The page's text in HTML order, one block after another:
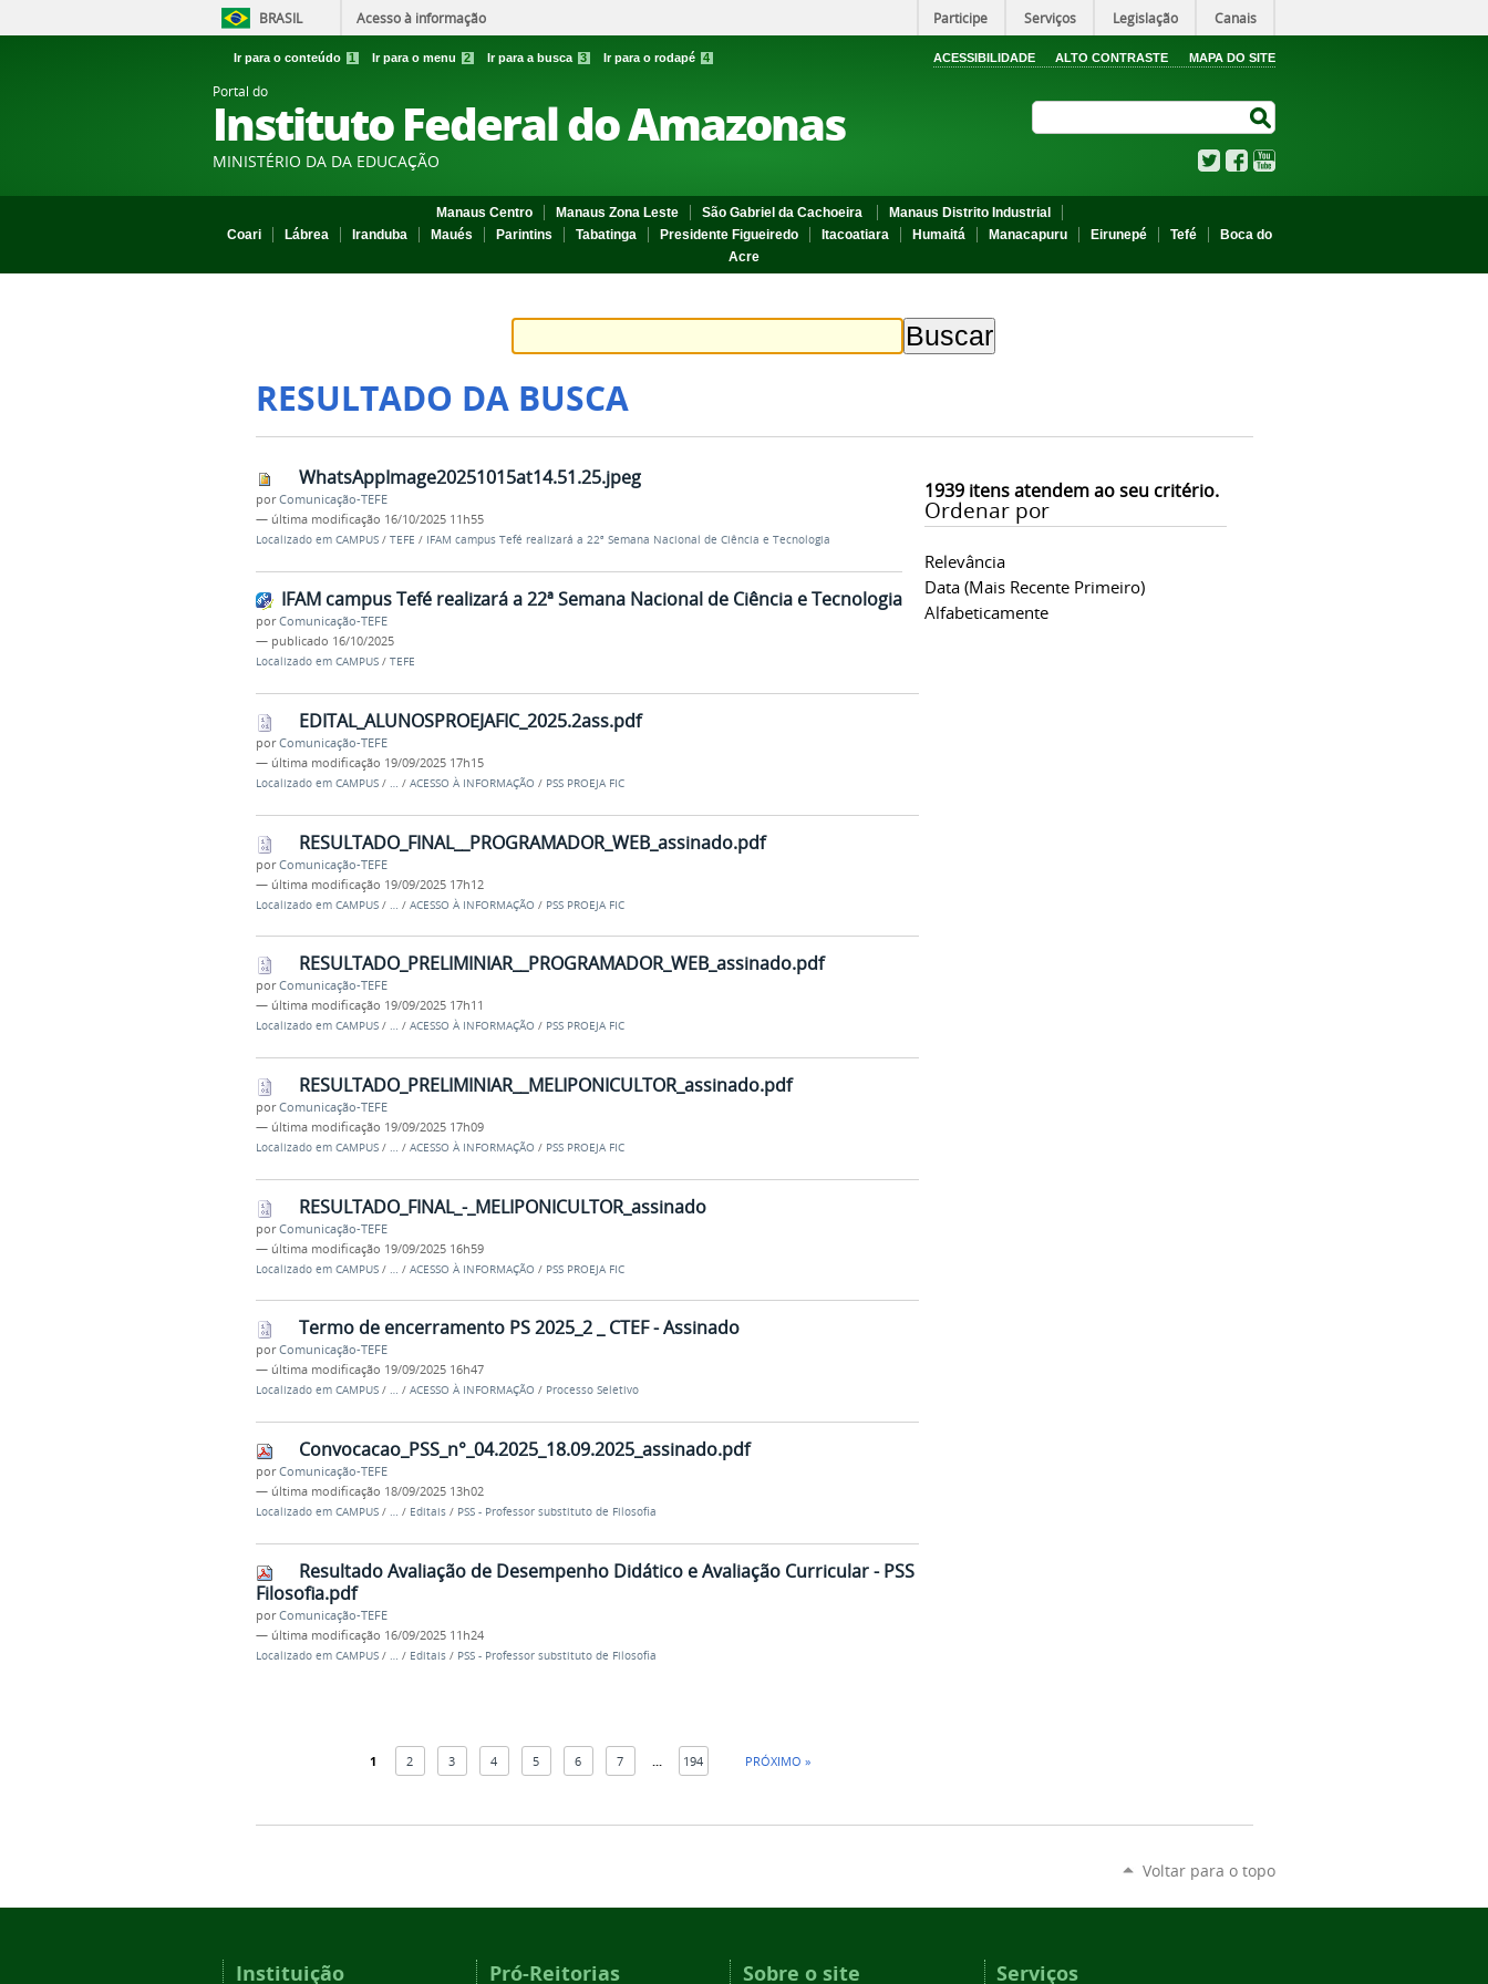
BRASIL Acesso à informação Participe Serviços Legislação Canais
Ir para o conteúdo 1 Ir para o menu 2 Ir para a busca 3 Ir para o rodapé 4 ACESSIBILIDADE ALTO CONTRASTE MAPA DO SITE
Portal do
Instituto Federal do Amazonas
MINISTÉRIO DA DA EDUCAÇÃO TwitterFacebook
Manaus Centro Manaus Zona Leste São Gabriel da Cachoeira
Manaus Distrito Industrial
Coari
Lábrea Iranduba Maués Parintins Tabatinga Presidente Figueiredo Itacoatiara Humaitá Manacapuru Eirunepé Tefé
Boca do
Acre
RESULTADO DA BUSCA
1939itens atendem ao seu critério.
Ordenar por
Relevância
Data (mais Recente Primeiro)
Alfabeticamente
WhatsAppImage20251015at14.51.25.jpeg
porComunicação-TEFE
— última modificação 16/10/2025 11h55
Localizado em CAMPUS / TEFE / IFAM campus Tefé realizará a 22ª Semana Nacional de Ciência e Tecnologia
IFAM campus Tefé realizará a 22ª Semana Nacional de Ciência e Tecnologia
porComunicação-TEFE
— publicado 16/10/2025
Localizado em CAMPUS / TEFE
EDITAL_ALUNOSPROEJAFIC_2025.2ass.pdf
porComunicação-TEFE
— última modificação 19/09/2025 17h15
Localizado em CAMPUS / … / ACESSO À INFORMAÇÃO / PSS PROEJA FIC
RESULTADO_FINAL__PROGRAMADOR_WEB_assinado.pdf
porComunicação-TEFE
— última modificação 19/09/2025 17h12
Localizado em CAMPUS / / ACESSO À INFORMAÇÃO / PSS PROEJA FIC
RESULTADO_PRELIMINIAR__PROGRAMADOR_WEB_assinado.pdf
porComunicação-TEFE
— última modificação 19/09/2025 17h11
Localizado em CAMPUS / … / ACESSO À INFORMAÇÃO / PSS PROEJA FIC
RESULTADO_PRELIMINIAR__MELIPONICULTOR_assinado.pdf
porComunicação-TEFE
— última modificação 19/09/2025 17h09
Localizado em CAMPUS / … / ACESSO À INFORMAÇÃO / PSS PROEJA FIC
RESULTADO_FINAL_-_MELIPONICULTOR_assinado
porComunicação-TEFE
— última modificação 19/09/2025 16h59
Localizado em CAMPUS / … / ACESSO À INFORMAÇÃO / PSS PROEJA FIC
Termo de encerramento PS 2025_2 _ CTEF - Assinado
porComunicação-TEFE
— última modificação 19/09/2025 16h47
Localizado em CAMPUS / … / ACESSO À INFORMAÇÃO / Processo Seletivo
Convocacao_PSS_n°_04.2025_18.09.2025_assinado.pdf
porComunicação-TEFE
— última modificação 18/09/2025 13h02
Localizado em CAMPUS / … / Editais / PSS - Professor substituto de Filosofia
Resultado Avaliação de Desempenho Didático e Avaliação Curricular - PSS
Filosofia.pdf
porComunicação-TEFE
— última modificação 16/09/2025 11h24
Localizado em CAMPUS / … / Editais / PSS - Professor substituto de Filosofia
1 2 3 4 5 6 7 194 PRÓXIMO »
Voltar para o topo
Instituição Pró-Reitorias Sobre o site Serviços